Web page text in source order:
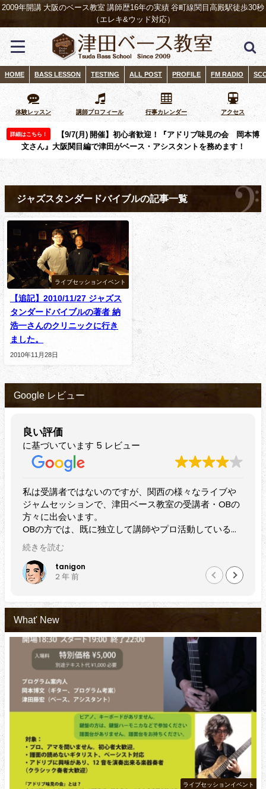
2009年開講 大阪のベース教室 講師歴16年の実績 谷町線関目高殿駅徒歩30秒
（エレキ&ウッド対応）
HOME BASS LESSON TESTING ALL POST PROFILE FM RADIO
体験レッスン 講師プロフィール 行事カレンダー アクセス
詳細はこちら！
【9/7(月) 開催】初心者歓迎！『アドリブ味見の会 岡本博
文さん』大阪関目編で津田がベース・アシスタントを務めます！
ジャズスタンダードバイブルの記事一覧
ライブセッションイベント
【追記】2010/11/27 ジャズス
タンダードバイブルの著者 納
浩一さんのクリニックに行き
ました。
2010年11月28日
Google レビュー
良い評価
に基づいています 5 レビュー
いのですが、関西の様々なライブや
で、津田ベース教室の受講者・OBの
独立して講師やプロ活動している方
いますし、現役で受講中の方も初心
にレベルアップされているのをセッ
に演奏で感じます。
と指導力、と感じます。
すばらしいベーシス
プレイヤーのみなら
近隣でベースを始め
でにある程度弾け
方にもぜひおすす
黒田雅之
2 年 前
What' New
ライブセッションイベント